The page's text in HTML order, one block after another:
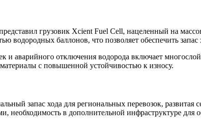
грузовик Xcient Fuel Cell, нацеленный на
водородных баллонов, что позволяет обеспечить запас
и аварийного отключения водорода включает
с повышенной устойчивостью к износу.
запас хода для региональных перевозок, развитая
необходимость в дополнительной инфраструктуре для